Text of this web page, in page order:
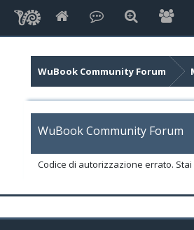
WuBook Community Forum
WuBook Community Forum
Codice di autorizzazione errato.